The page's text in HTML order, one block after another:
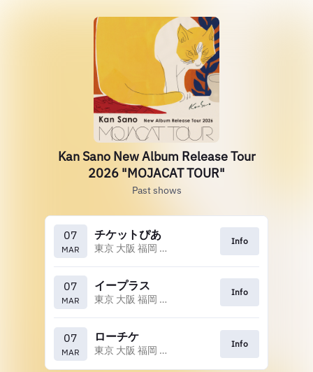
Kan Sano New Album Release Tour
2026 "MOJACAT TOUR"
Past shows
07
MAR
チケットぴあ
東京 大阪 福岡 札幌 名古屋 金沢
Info
07
MAR
イープラス
東京 大阪 福岡 札幌 名古屋 金沢
Info
07
MAR
ローチケ
東京 大阪 福岡 札幌 名古屋 金沢
Info